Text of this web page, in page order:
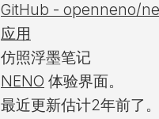
GitHub - openneno/
应用
仿照浮墨笔记
NENO 体验界面。
最近更新估计2年前了。